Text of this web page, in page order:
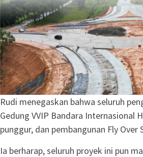
Rudi menegaskan bahwa seluruh
Gedung VVIP Bandara Internasional
punggur, dan pembangunan Fly
Ia berharap, seluruh proyek ini pun